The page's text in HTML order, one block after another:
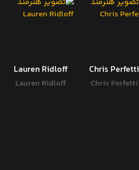
Chris Perfetti
Chris Perfetti
Lauren Ridloff
Lauren Ridloff